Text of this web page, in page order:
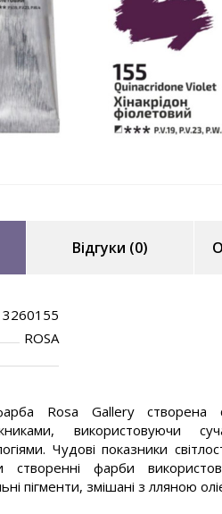
Відгуки (0)
3260155
ROSA
Rosa Gallery створена
використовуючи
Чудові показники
фарби
пігменти, змішані з лляною